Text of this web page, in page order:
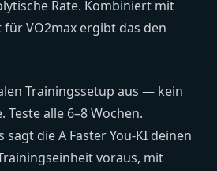
Rate. Kombiniert mit
für VO2max ergibt das den
Trainingssetup aus — kein
Teste alle 6–8 Wochen.
sagt die A Faster You-KI deinen
voraus, mit